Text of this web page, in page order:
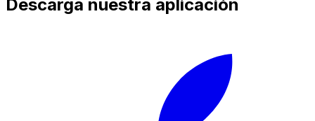
Descarga nuestra aplicación